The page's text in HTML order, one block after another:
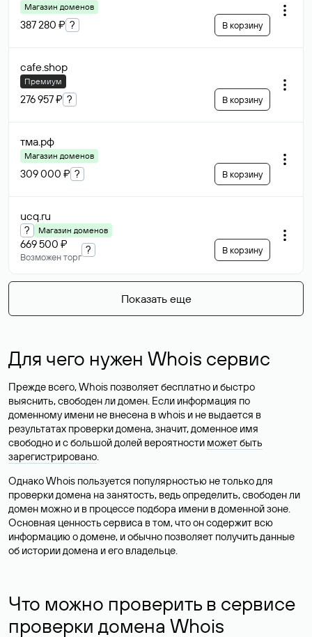
Магазин доменов
387 280 ₽ ? В корзину
cafe.shop
Премиум
276 957 ₽ ? В корзину
тма.рф
Магазин доменов
309 000 ₽ ? В корзину
ucq.ru
? Магазин доменов
669 500 ₽
Возможен торг
? В корзину
Показать еще
Для чего нужен Whois сервис
Прежде всего, Whois позволяет бесплатно и быстро
выяснить, свободен ли домен. Если информация по
доменному имени не внесена в whois и не выдается в
результатах проверки домена, значит, доменное имя
свободно и с большой долей вероятности может быть
зарегистрировано.
Однако Whois пользуется популярностью не только для
проверки домена на занятость, ведь определить, свободен ли
домен можно и в процессе подбора имени в доменной зоне.
Основная ценность сервиса в том, что он содержит всю
информацию о домене, и обычно позволяет получить данные
об истории домена и его владельце.
Что можно проверить в сервисе
проверки домена Whois